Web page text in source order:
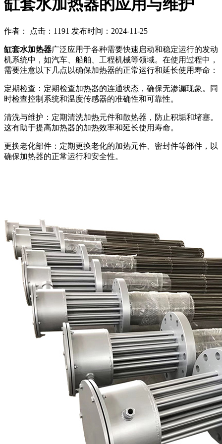
缸套水加热器的应用与维护
作者： 点击：1191 发布时间：2024-11-25
缸套水加热器广泛应用于各种需要快速启动和稳定运行的发动
机系统中，如汽车、船舶、工程机械等领域。在使用过程中，
需要注意以下几点以确保加热器的正常运行和延长使用寿命：
定期检查：定期检查加热器的连通状态，确保无渗漏现象。同
时检查控制系统和温度传感器的准确性和可靠性。
清洗与维护：定期清洗加热元件和散热器，防止积垢和堵塞。
这有助于提高加热器的加热效率和延长使用寿命。
更换老化部件：定期更换老化的加热元件、密封件等部件，以
确保加热器的正常运行和安全性。